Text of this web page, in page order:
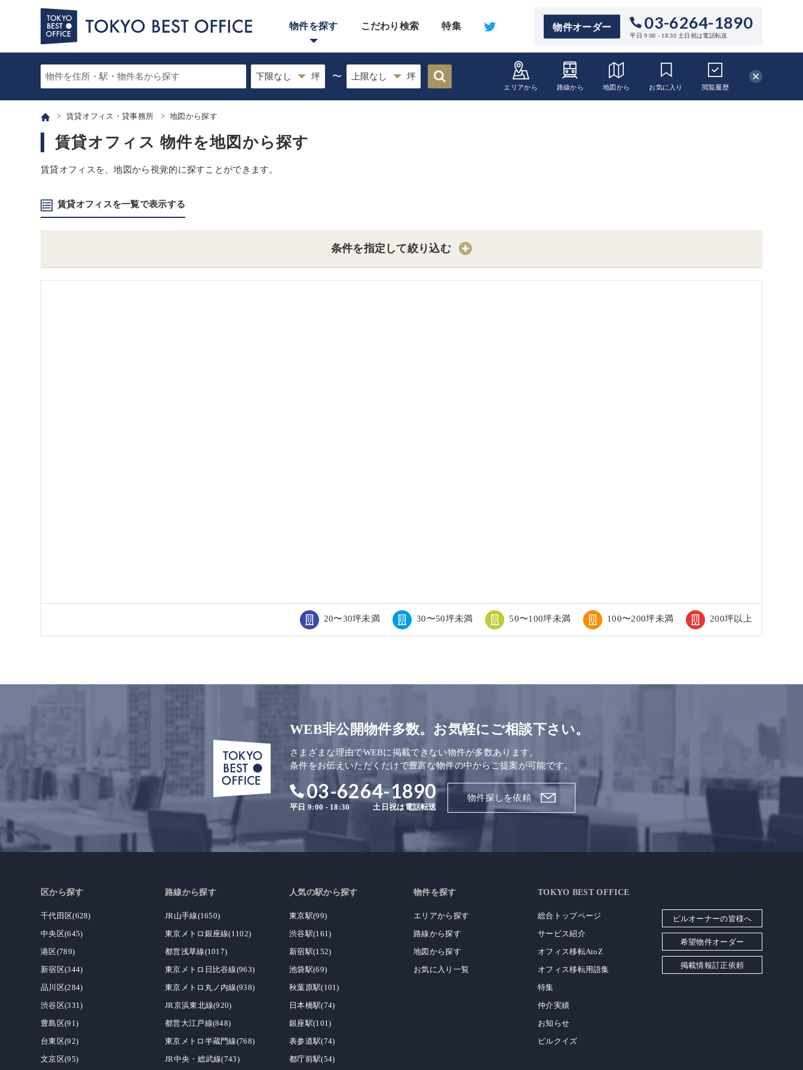
物件オーダー 03-6264-1890
平日 9:00 - 18:30 土日祝は電話転送
物件を探す こだわり検索 特集
エリアから 路線から 地図から お気に入り 閲覧履歴
〜
賃貸オフィス・貸事務所 地図から探す
賃貸オフィス 物件を地図から探す
賃貸オフィスを、地図から視覚的に探すことができます。
賃貸オフィスを一覧で表示する
条件を指定して絞り込む
20〜30坪未満 30〜50坪未満 50〜100坪未満 100〜200坪未満 200坪以上
WEB非公開物件多数。お気軽にご相談下さい。
さまざまな理由でWEBに掲載できない物件が多数あります。
条件をお伝えいただくだけで豊富な物件の中からご提案が可能です。
03-6264-1890
平日 9:00 - 18:30 土日祝は電話転送
物件探しを依頼
区から探す
千代田区(628)
中央区(645)
港区(789)
新宿区(344)
品川区(284)
渋谷区(331)
豊島区(91)
台東区(92)
文京区(95)
路線から探す
JR山手線(1650)
東京メトロ銀座線(1102)
都営浅草線(1017)
東京メトロ日比谷線(963)
東京メトロ丸ノ内線(938)
JR京浜東北線(920)
都営大江戸線(848)
東京メトロ半蔵門線(768)
JR中央・総武線(743)
人気の駅から探す
東京駅(99)
渋谷駅(161)
新宿駅(152)
池袋駅(69)
秋葉原駅(101)
日本橋駅(74)
銀座駅(101)
表参道駅(74)
都庁前駅(54)
物件を探す
エリアから探す
路線から探す
地図から探す
お気に入り一覧
TOKYO BEST OFFICE
総合トップページ
サービス紹介
オフィス移転AtoZ
オフィス移転用語集
特集
仲介実績
お知らせ
ビルクイズ
ビルオーナーの皆様へ
希望物件オーダー
掲載情報訂正依頼